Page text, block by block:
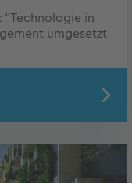
“Technologie in
umgesetzt